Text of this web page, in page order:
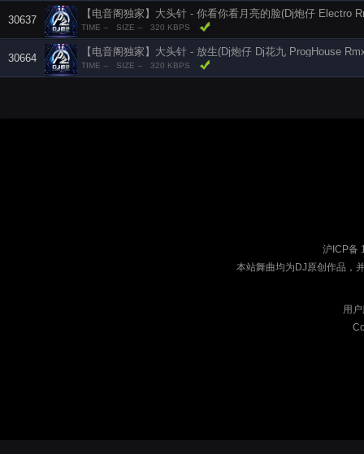
30637
【电音阁独家】大头针 - 你看你看月亮的脸(Dj炮仔 Electro
TIME -- SIZE -- 320 KBPS
30664
【电音阁独家】大头针 - 放生(Dj炮仔 Dj花九 ProgHouse
TIME -- SIZE -- 320 KBPS
沪ICP备
本站舞曲均为DJ原创作品，
用